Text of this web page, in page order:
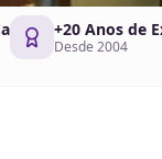
+20 Anos de
Desde 2004